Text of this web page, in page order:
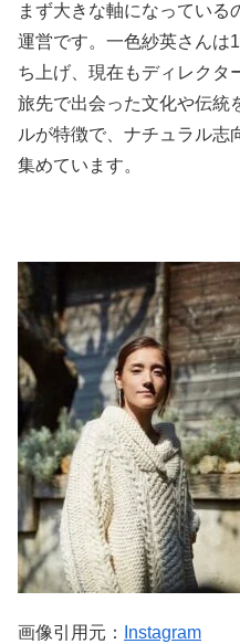
まず大きな軸になっている
運営です。一色紗英さんは
ち上げ、現在もディレクタ
旅先で出会った文化や伝統
ルが特徴で、ナチュラル志
集めています。
画像引用元： Instagram